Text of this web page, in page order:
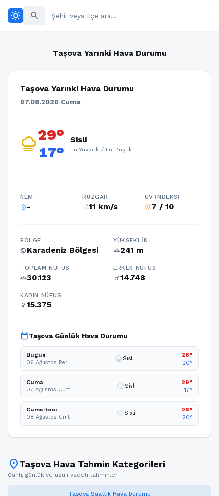
wb_sunny search
Taşova Yarınki Hava Durumu
Taşova Yarınki Hava Durumu
07.08.2026 Cuma
foggy29°
17°
Sisli
En Yüksek / En Düşük
NEM
humidity_percentage-
RÜZGAR
air11 km/s
UV İNDEKSI
wb_sunny7 / 10
BÖLGE
publicKaradeniz Bölgesi
YÜKSEKLIK
terrain241 m
TOPLAM NÜFUS
groups30.123
ERKEK NÜFUS
male14.748
KADIN NÜFUS
female 15.375
calendar_todayTaşova Günlük Hava Durumu
Bugün
06 Ağustos Per foggy Sisli
28°
20°
Cuma
07 Ağustos Cum foggy Sisli
29°
17°
Cumartesi
08 Ağustos Cmt foggy Sisli
28°
20°
location_on Taşova Hava Tahmin Kategorileri
Canlı, günlük ve uzun vadeli tahminler
Taşova Saatlik Hava Durumu